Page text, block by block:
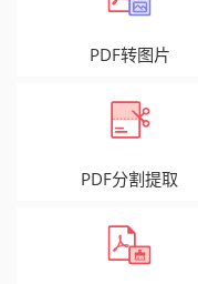
PDF转图片
PDF分割提取